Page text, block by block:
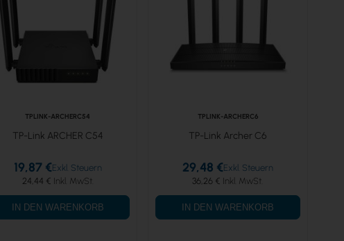
TPLINK-ARCHERC54
TP-Link ARCHER C54
24,44 €
19,87 €
IN DEN WARENKORB
TPLINK-ARCHERC6
TP-Link Archer C6
36,26 €
29,48 €
IN DEN WARENKORB